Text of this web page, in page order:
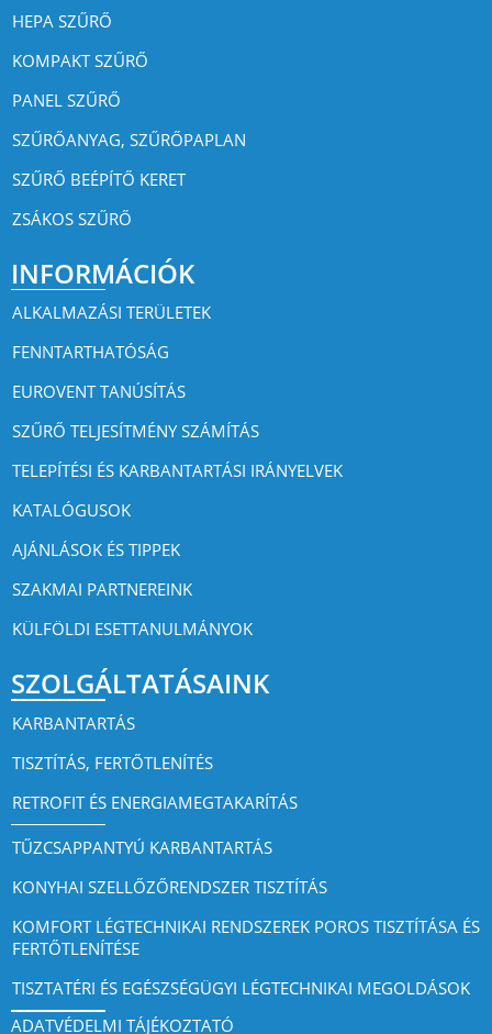
HEPA SZŰRŐ
KOMPAKT SZŰRŐ
PANEL SZŰRŐ
SZŰRŐANYAG, SZŰRŐPAPLAN
SZŰRŐ BEÉPÍTŐ KERET
ZSÁKOS SZŰRŐ
INFORMÁCIÓK
ALKALMAZÁSI TERÜLETEK
FENNTARTHATÓSÁG
EUROVENT TANÚSÍTÁS
SZŰRŐ TELJESÍTMÉNY SZÁMÍTÁS
TELEPÍTÉSI ÉS KARBANTARTÁSI IRÁNYELVEK
KATALÓGUSOK
AJÁNLÁSOK ÉS TIPPEK
SZAKMAI PARTNEREINK
KÜLFÖLDI ESETTANULMÁNYOK
SZOLGÁLTATÁSAINK
KARBANTARTÁS
TISZTÍTÁS, FERTŐTLENÍTÉS
RETROFIT ÉS ENERGIAMEGTAKARÍTÁS
TŰZCSAPPANTYÚ KARBANTARTÁS
KONYHAI SZELLŐZŐRENDSZER TISZTÍTÁS
KOMFORT LÉGTECHNIKAI RENDSZEREK POROS TISZTÍTÁSA ÉS
FERTŐTLENÍTÉSE
TISZTATÉRI ÉS EGÉSZSÉGÜGYI LÉGTECHNIKAI MEGOLDÁSOK
ADATVÉDELMI TÁJÉKOZTATÓ